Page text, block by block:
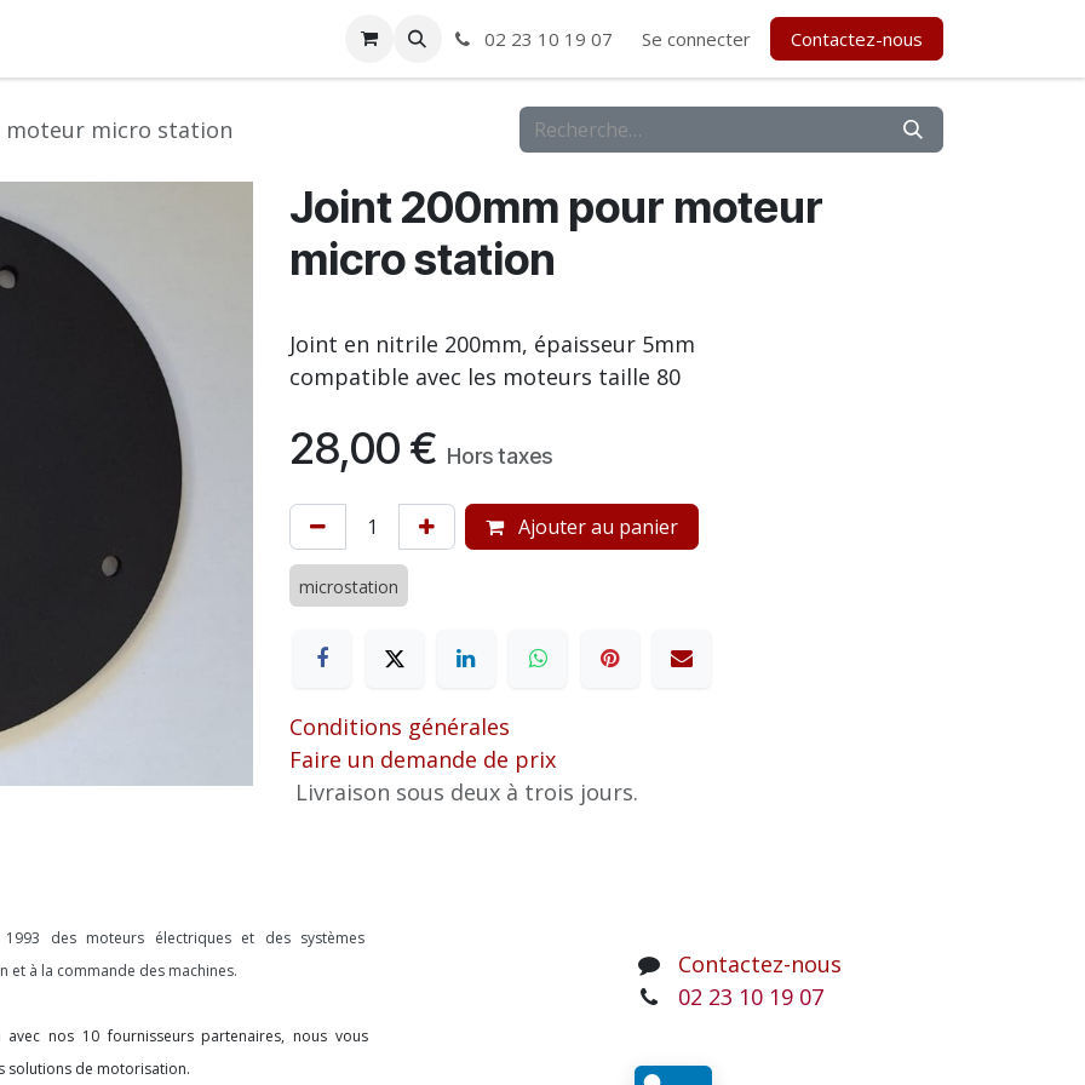
02 23 10 19 07 Se connecter Contactez-nous
moteur micro station
Joint 200mm pour moteur
micro station
Joint en nitrile 200mm, épaisseur 5mm
compatible avec les moteurs taille 80
28,00 € Hors taxes
Ajouter au panier
microstation
Conditions générales
Faire un demande de prix
Livraison sous deux à trois jours.
1993 des moteurs électriques et des systèmes
et à la commande des machines.
nos 10 fournisseurs partenaires, nous vous
solutions de motorisation.
Contactez-nous
02 23 10 19 07